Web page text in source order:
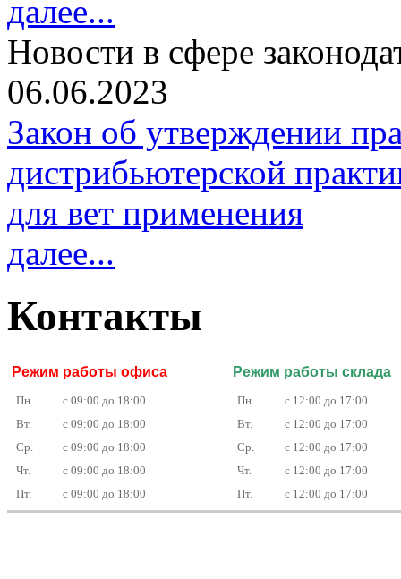
далее...
Новости в сфере
06.06.2023
Закон об утверждении
дистрибьютерской
для вет применения
далее...
Контакты
Режим работы офиса Режим работы склада
Пн.
с 09:00 до 18:00
Вт.
с 09:00 до 18:00
Ср.
с 09:00 до 18:00
Чт.
с 09:00 до 18:00
Пт.
с 09:00 до 18:00
Пн.
с 12:00 до 17:00
Вт.
с 12:00 до 17:00
Ср.
с 12:00 до 17:00
Чт.
с 12:00 до 17:00
Пт.
с 12:00 до 17:00